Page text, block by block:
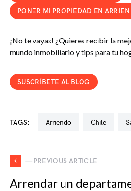
PONER MI PROPIEDAD EN
¡No te vayas! ¿Quieres recibir la
mundo inmobiliario y tips para tu
SUSCRÍBETE AL BLOG
TAGS: arriendo chile
— PREVIOUS ARTICLE
Arrendar un